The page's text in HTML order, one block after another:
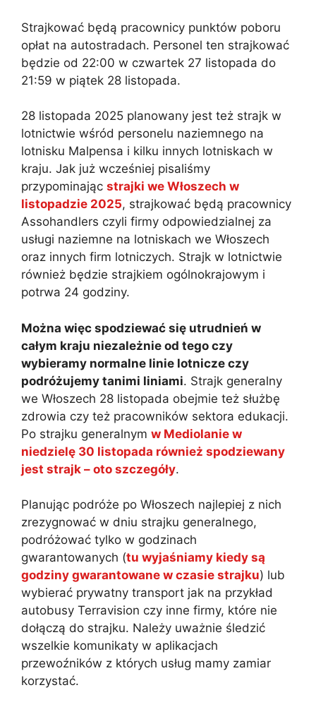
Strajkować będą pracownicy punktów poboru
opłat na autostradach. Personel ten strajkować
będzie od 22:00 w czwartek 27 listopada do
21:59 w piątek 28 listopada.
28 listopada 2025 planowany jest też strajk w
lotnictwie wśród personelu naziemnego na
lotnisku Malpensa i kilku innych lotniskach w
kraju. Jak już wcześniej pisaliśmy
przypominając strajki we Włoszech w
listopadzie 2025, strajkować będą pracownicy
Assohandlers czyli firmy odpowiedzialnej za
usługi naziemne na lotniskach we Włoszech
oraz innych firm lotniczych. Strajk w lotnictwie
również będzie strajkiem ogólnokrajowym i
potrwa 24 godziny.
Można więc spodziewać się utrudnień w
całym kraju niezależnie od tego czy
wybieramy normalne linie lotnicze czy
podróżujemy tanimi liniami. Strajk generalny
we Włoszech 28 listopada obejmie też służbę
zdrowia czy też pracowników sektora edukacji.
Po strajku generalnym w Mediolanie w
niedzielę 30 listopada również spodziewany
jest strajk – oto szczegóły.
Planując podróże po Włoszech najlepiej z nich
zrezygnować w dniu strajku generalnego,
podróżować tylko w godzinach
gwarantowanych (tu wyjaśniamy kiedy są
godziny gwarantowane w czasie strajku) lub
wybierać prywatny transport jak na przykład
autobusy Terravision czy inne firmy, które nie
dołączą do strajku. Należy uważnie śledzić
wszelkie komunikaty w aplikacjach
przewoźników z których usług mamy zamiar
korzystać.